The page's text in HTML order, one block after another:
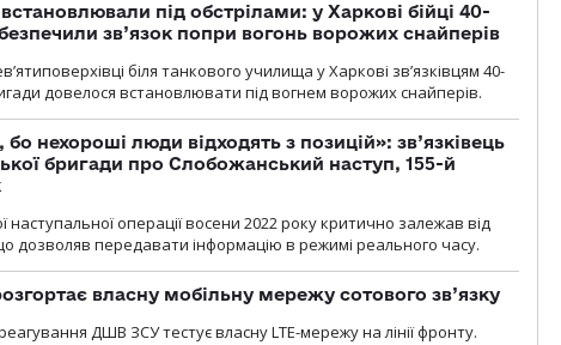
під обстрілами: у Харкові бійці 40-
зв’язок попри вогонь ворожих снайперів
біля танкового училища у Харкові зв’язківцям 40-
довелося встановлювати під вогнем ворожих снайперів.
бо нехороші люди відходять з позицій»: зв’язківець
бригади про Слобожанський наступ, 155-й
наступальної операції восени 2022 року критично залежав від
дозволяв передавати інформацію в режимі реального часу.
власну мобільну мережу сотового зв’язку
ДШВ ЗСУ тестує власну LTE-мережу на лінії фронту.